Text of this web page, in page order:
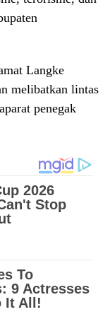
Langke
melibatkan lintas
penegak